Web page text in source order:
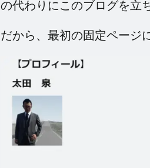
の代わりにこのブログを立
だから、最初の固定ページ